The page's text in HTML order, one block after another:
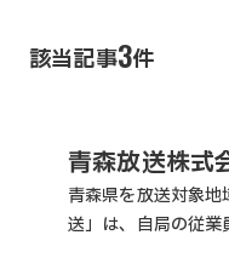
該当記事3件
青森放送株式
青森県を放送対象
送」は、自局の従